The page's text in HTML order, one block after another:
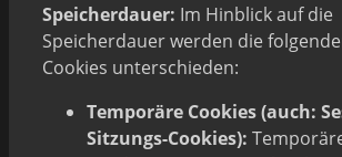
Speicherdauer: Im Hinblick auf die
Speicherdauer werden die
Cookies unterschieden:
Temporäre Cookies (auch:
Sitzungs-Cookies):